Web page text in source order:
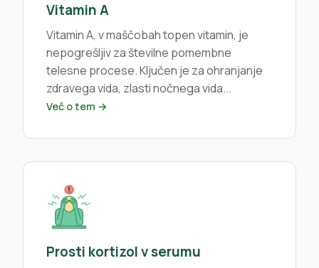
Vitamin A
Vitamin A, v maščobah topen vitamin, je
nepogrešljiv za številne pomembne
telesne procese. Ključen je za ohranjanje
zdravega vida, zlasti nočnega vida...
Več o tem →
Prosti kortizol v serumu